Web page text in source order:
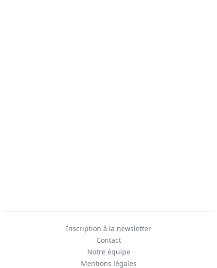
Inscription à la newsletter
Contact
Notre équipe
Mentions légales